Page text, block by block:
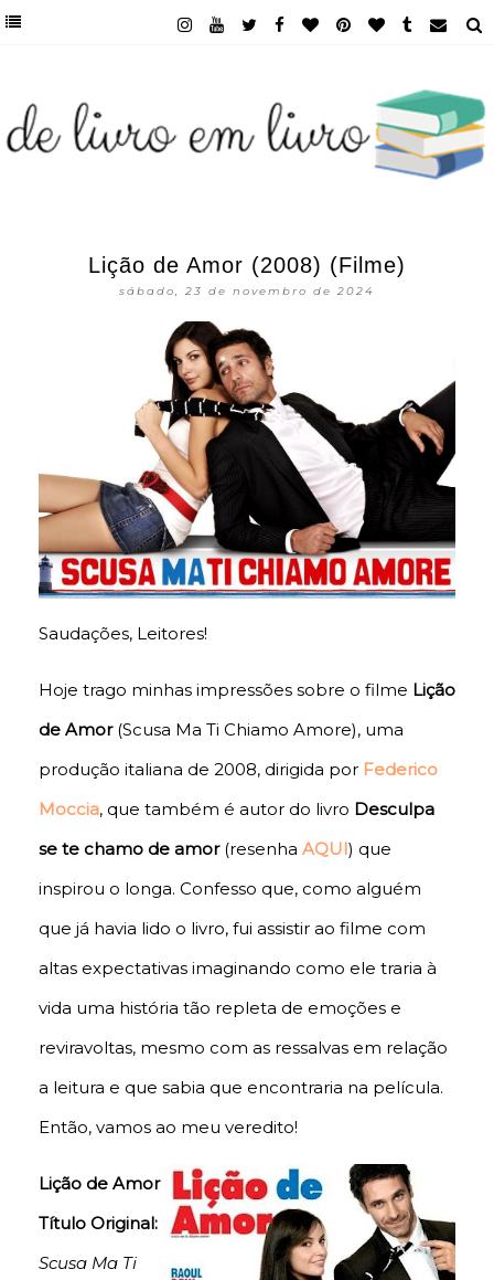
Lição de Amor (2008) (Filme)
sábado, 23 de novembro de 2024
Saudações, Leitores!
Hoje trago minhas impressões sobre o filme Lição
de Amor(Scusa Ma Ti Chiamo Amore), uma
produção italiana de 2008, dirigida por Federico
Moccia, que também é autor do livro Desculpa
se te chamo de amor (resenha AQUI) que
inspirou o longa. Confesso que, como alguém
que já havia lido o livro, fui assistir ao filme com
altas expectativas imaginando como ele traria à
vida uma história tão repleta de emoções e
reviravoltas, mesmo com as ressalvas em relação
a leitura e que sabia que encontraria na película.
Então, vamos ao meu veredito!
Lição de Amor
Título Original:
Scusa Ma Ti